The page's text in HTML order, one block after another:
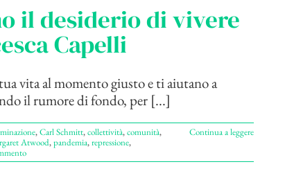
il desiderio di vivere
Capelli
vita al momento giusto e ti aiutano a
il rumore di fondo, per [...]
,Carl Schmitt,collettività,comunità,
Atwood,pandemia,repressione,
Continua a leggere